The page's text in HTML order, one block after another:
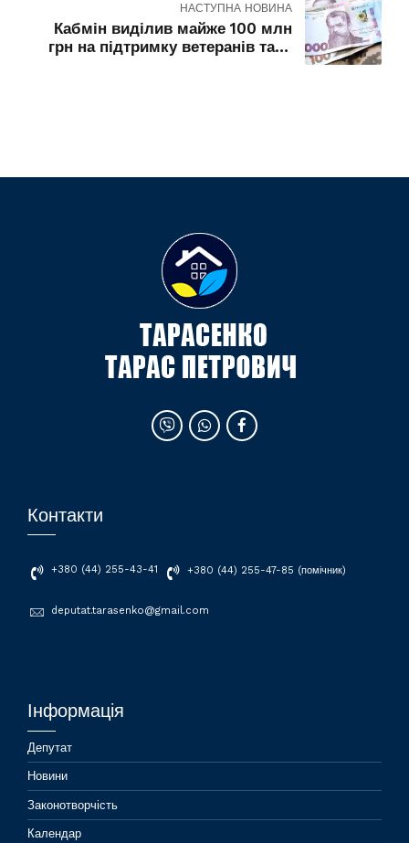
НАСТУПНА НОВИНА
Кабмін виділив майже 100 млн
грн на підтримку ветеранів та їх
Контакти
+380 (44) 255-43-41 +380 (44) 255-47-85 (помічник)
deputat.tarasenko@gmail.com
Інформація
Депутат
Новини
Законотворчість
Календар